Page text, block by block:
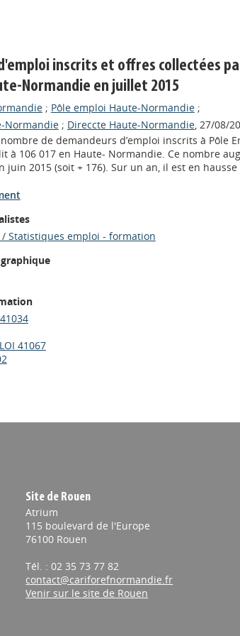
inscrits et offres collectées
Normandie en juillet 2015
; Pôle emploi Haute-Normandie;
Normandie; Direccte Haute-Normandie, 27/08/
de demandeurs d’emploi inscrits à Pôle
à 106 017 en Haute- Normandie. Ce nombre
juin 2015 (soit + 176). Sur un an, il est en hausse
Statistiques emploi - formation
41067
Site de Rouen
Atrium
115 boulevard de l'Europe
76100 Rouen
Tél. : 02 35 73 77 82
contact@cariforefnormandie.fr
Venir sur le site de Rouen